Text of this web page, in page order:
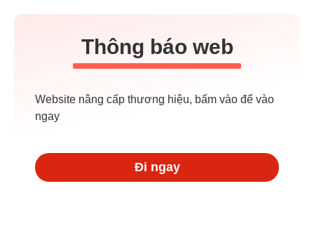
Thông báo web
Website nâng cấp thương hiệu, bấm vào để vào
ngay
Đi ngay